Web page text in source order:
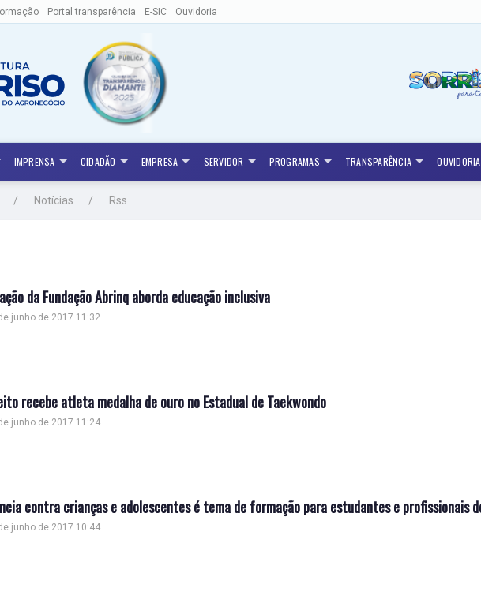
Portal transparência E-SIC Ouvidoria
IMPRENSA CIDADÃO EMPRESA SERVIDOR PROGRAMAS TRANSPARÊNCIA OUVIDORIA
Notícias Rss
da Fundação Abrinq aborda educação inclusiva
junho de 2017 11:32
recebe atleta medalha de ouro no Estadual de Taekwondo
junho de 2017 11:24
contra crianças e adolescentes é tema de formação para estudantes e profissionais
junho de 2017 10:44